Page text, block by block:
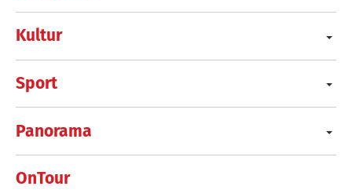
Kultur
Sport
Panorama
OnTour